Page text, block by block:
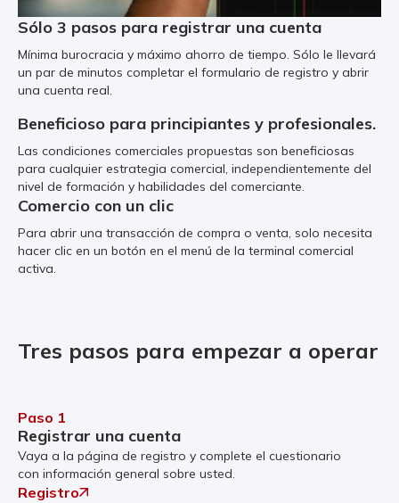
Sólo 3 pasos para registrar una cuenta
Mínima burocracia y máximo ahorro de tiempo. Sólo le llevará
un par de minutos completar el formulario de registro y abrir
una cuenta real.
Beneficioso para principiantes y profesionales.
Las condiciones comerciales propuestas son beneficiosas
para cualquier estrategia comercial, independientemente del
nivel de formación y habilidades del comerciante.
Comercio con un clic
Para abrir una transacción de compra o venta, solo necesita
hacer clic en un botón en el menú de la terminal comercial
activa.
Tres pasos para empezar a operar
Paso 1
Registrar una cuenta
Vaya a la página de registro y complete el cuestionario
con información general sobre usted.
Registro